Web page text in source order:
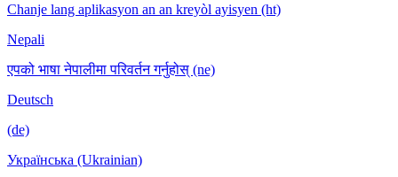
Chanje lang aplikasyon an an kreyòl ayisyen (ht)
Nepali
एपको भाषा नेपालीमा परिवर्तन गर्नुहोस् (ne)
Deutsch
(de)
Українська (Ukrainian)